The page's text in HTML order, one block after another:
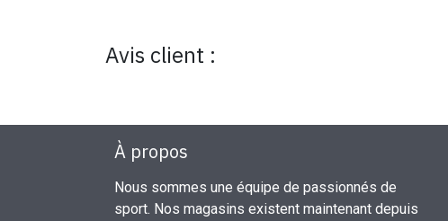
Avis client :
À propos
Nous sommes une équipe de passionnés de
sport. Nos magasins existent maintenant depuis